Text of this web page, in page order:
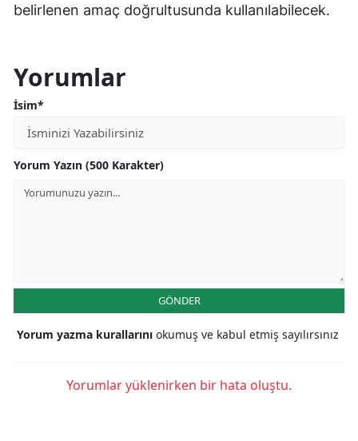
belirlenen amaç doğrultusunda kullanılabilecek.
Yorumlar
İsim*
Yorum Yazın (500 Karakter)
GÖNDER
Yorum yazma kurallarını okumuş ve kabul etmiş sayılırsınız
Yorumlar yüklenirken bir hata oluştu.